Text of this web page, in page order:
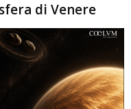
di Venere